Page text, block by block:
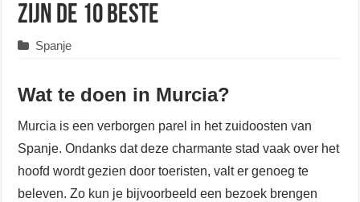
zijn de 10 beste
Spanje
Wat te doen in Murcia?
Murcia is een verborgen parel in het zuidoosten van
Spanje. Ondanks dat deze charmante stad vaak over het
hoofd wordt gezien door toeristen, valt er genoeg te
beleven. Zo kun je bijvoorbeeld een bezoek brengen